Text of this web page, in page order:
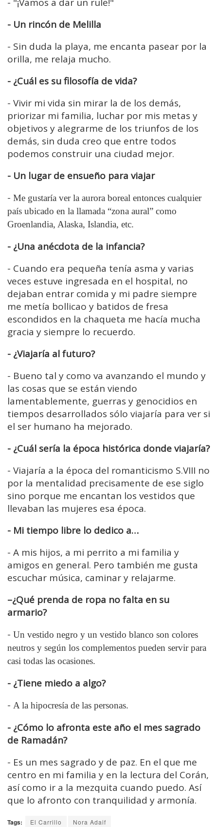
- Un rincón de Melilla
- Sin duda la playa, me encanta pasear por la
orilla, me relaja mucho.
- ¿Cuál es su filosofía de vida?
- Vivir mi vida sin mirar la de los demás,
priorizar mi familia, luchar por mis metas y
objetivos y alegrarme de los triunfos de los
demás, sin duda creo que entre todos
podemos construir una ciudad mejor.
- Un lugar de ensueño para viajar
- Me gustaría ver la aurora boreal entonces cualquier
país ubicado en la llamada “zona aural” como
Groenlandia, Alaska, Islandia, etc.
- ¿Una anécdota de la infancia?
- Cuando era pequeña tenía asma y varias
veces estuve ingresada en el hospital, no
dejaban entrar comida y mi padre siempre
me metía bollicao y batidos de fresa
escondidos en la chaqueta me hacía mucha
gracia y siempre lo recuerdo.
- ¿Viajaría al futuro?
- Bueno tal y como va avanzando el mundo y
las cosas que se están viendo
lamentablemente, guerras y genocidios en
tiempos desarrollados sólo viajaría para ver si
el ser humano ha mejorado.
- ¿Cuál sería la época histórica donde viajaría?
- Viajaría a la época del romanticismo S.VIII no
por la mentalidad precisamente de ese siglo
sino porque me encantan los vestidos que
llevaban las mujeres esa época.
- Mi tiempo libre lo dedico a…
- A mis hijos, a mi perrito a mi familia y
amigos en general. Pero también me gusta
escuchar música, caminar y relajarme.
–¿Qué prenda de ropa no falta en su
armario?
- Un vestido negro y un vestido blanco son colores
neutros y según los complementos pueden servir para
casi todas las ocasiones.
- ¿Tiene miedo a algo?
- A la hipocresía de las personas.
- ¿Cómo lo afronta este año el mes sagrado
de Ramadán?
- Es un mes sagrado y de paz. En el que me
centro en mi familia y en la lectura del Corán,
así como ir a la mezquita cuando puedo. Así
que lo afronto con tranquilidad y armonía.
Tags: El Carrillo Nora Adaif